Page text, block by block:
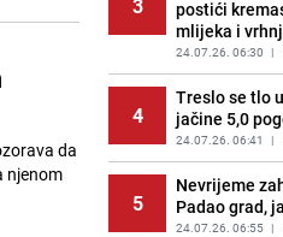
da
njenom
14
Tajna
ajvara: Stari
bogat okus
PRIJE 1 DAN |
15
Ogromna
BiH:
slijede kazne
PRIJE 2 DANA |
3
postići
mlijeka i
24.07.26. 06:30 |
4
Treslo se tlo
jačine 5,0
24.07.26. 06:41 |
5
Nevrijeme
Padao grad,
24.07.26. 06:55 |